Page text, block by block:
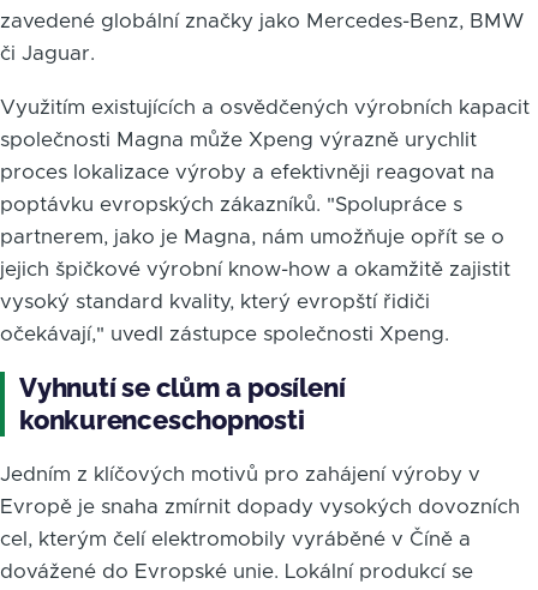
zavedené globální značky jako Mercedes-Benz, BMW
či Jaguar.
Využitím existujících a osvědčených výrobních kapacit
společnosti Magna může Xpeng výrazně urychlit
proces lokalizace výroby a efektivněji reagovat na
poptávku evropských zákazníků. "Spolupráce s
partnerem, jako je Magna, nám umožňuje opřít se o
jejich špičkové výrobní know-how a okamžitě zajistit
vysoký standard kvality, který evropští řidiči
očekávají," uvedl zástupce společnosti Xpeng.
Vyhnutí se clům a posílení
konkurenceschopnosti
Jedním z klíčových motivů pro zahájení výroby v
Evropě je snaha zmírnit dopady vysokých dovozních
cel, kterým čelí elektromobily vyráběné v Číně a
dovážené do Evropské unie. Lokální produkcí se